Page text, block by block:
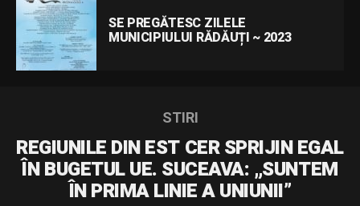
SE PREGĂTESC ZILELE
MUNICIPIULUI RĂDĂUȚI ~ 2023
STIRI
REGIUNILE DIN EST CER SPRIJIN EGAL
ÎN BUGETUL UE. SUCEAVA: „SUNTEM
ÎN PRIMA LINIE A UNIUNII”